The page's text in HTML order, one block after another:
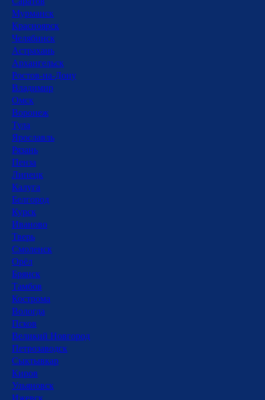
Мурманск
Красноярск
Челябинск
Астрахань
Архангельск
Ростов-на-Дону
Владимир
Омск
Воронеж
Тула
Ярославль
Рязань
Пенза
Липецк
Калуга
Белгород
Курск
Иваново
Тверь
Смоленск
Орёл
Брянск
Тамбов
Кострома
Вологда
Псков
Великий Новгород
Петрозаводск
Сыктывкар
Киров
Ульяновск
Ижевск